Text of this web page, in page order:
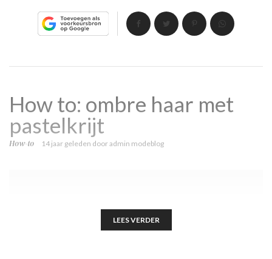
How to: ombre haar met
pastelkrijt
How-to 14 jaar geleden dooradmin modeblog
LEES VERDER